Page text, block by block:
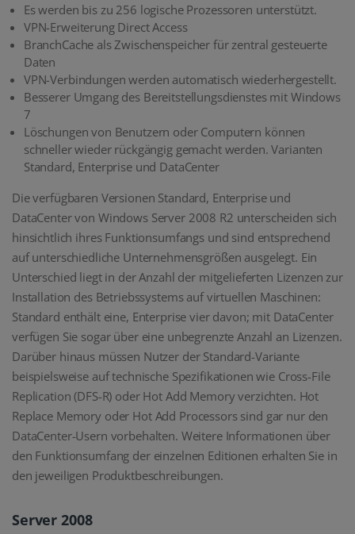
Es werden bis zu 256 logische Prozessoren unterstützt.
VPN-Erweiterung Direct Access
BranchCache als Zwischenspeicher für zentral gesteuerte
Daten
VPN-Verbindungen werden automatisch wiederhergestellt.
Besserer Umgang des Bereitstellungsdienstes mit Windows
7
Löschungen von Benutzern oder Computern können
schneller wieder rückgängig gemacht werden. Varianten
Standard, Enterprise und DataCenter
Die verfügbaren Versionen Standard, Enterprise und
DataCenter von Windows Server 2008 R2 unterscheiden sich
hinsichtlich ihres Funktionsumfangs und sind entsprechend
auf unterschiedliche Unternehmensgrößen ausgelegt. Ein
Unterschied liegt in der Anzahl der mitgelieferten Lizenzen zur
Installation des Betriebssystems auf virtuellen Maschinen:
Standard enthält eine, Enterprise vier davon; mit DataCenter
verfügen Sie sogar über eine unbegrenzte Anzahl an Lizenzen.
Darüber hinaus müssen Nutzer der Standard-Variante
beispielsweise auf technische Spezifikationen wie Cross-File
Replication (DFS-R) oder Hot Add Memory verzichten. Hot
Replace Memory oder Hot Add Processors sind gar nur den
DataCenter-Usern vorbehalten. Weitere Informationen über
den Funktionsumfang der einzelnen Editionen erhalten Sie in
den jeweiligen Produktbeschreibungen.
Server 2008